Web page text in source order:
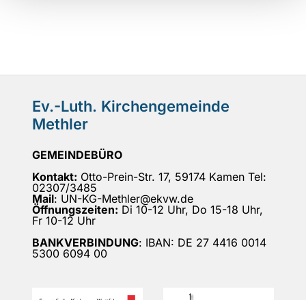
Ev.-Luth. Kirchengemeinde
Methler
GEMEINDEBÜRO
Kontakt: Otto-Prein-Str. 17, 59174 Kamen Tel:
02307/3485
Mail: UN-KG-Methler@ekvw.de
Öffnungszeiten: Di 10-12 Uhr, Do 15-18 Uhr,
Fr 10-12 Uhr
BANKVERBINDUNG: IBAN: DE 27 4416 0014
5300 6094 00